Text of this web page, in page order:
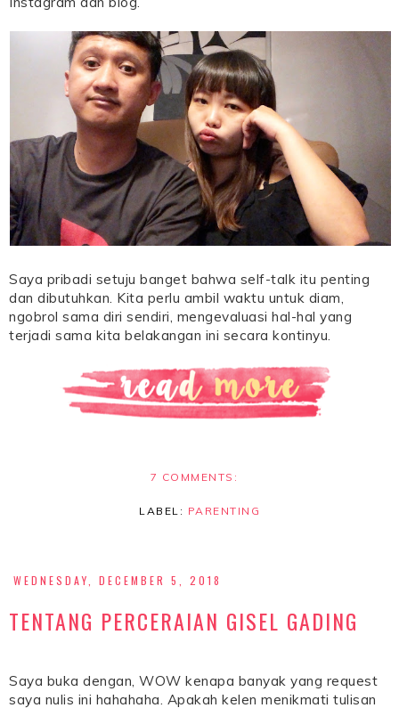
Saya pribadi setuju banget bahwa self-talk itu penting
dan dibutuhkan. Kita perlu ambil waktu untuk diam,
ngobrol sama diri sendiri, mengevaluasi hal-hal yang
terjadi sama kita belakangan ini secara kontinyu.
7 COMMENTS:
LABEL: PARENTING
WEDNESDAY, DECEMBER 5, 2018
TENTANG PERCERAIAN GISEL GADING
Saya buka dengan, WOW kenapa banyak yang request
saya nulis ini hahahaha. Apakah kelen menikmati tulisan